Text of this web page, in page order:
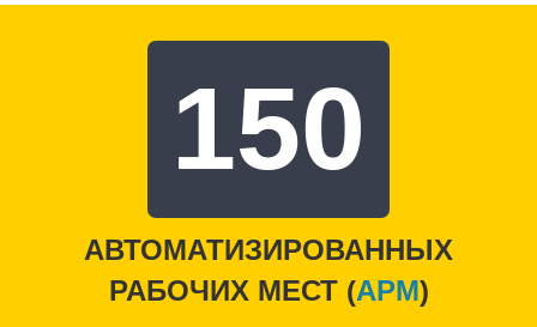
150
АВТОМАТИЗИРОВАННЫХ
РАБОЧИХ МЕСТ (APM)